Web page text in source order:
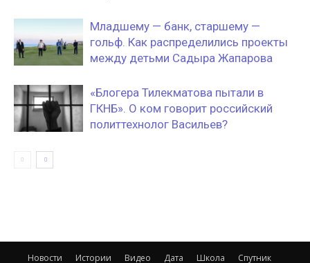
Младшему — банк, старшему —
гольф. Как распределились проекты
между детьми Садыра Жапарова
«Блогера Тилекматова пытали в
ГКНБ». О ком говорит российский
политтехнолог Васильев?
Новости Истории Видео Дата Школа Спутник